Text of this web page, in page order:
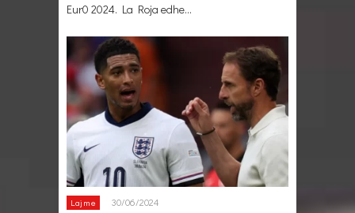
Eur0 2024. La Roja edhe…
Lajme 30/06/2024